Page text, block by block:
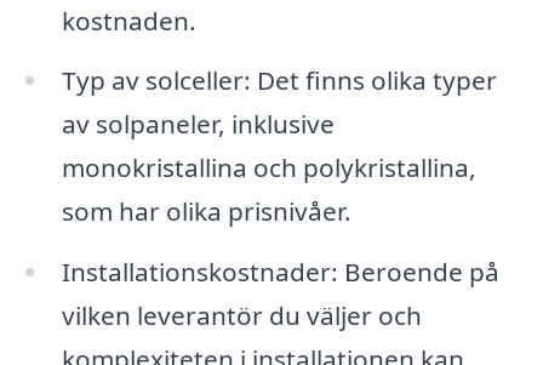
kostnaden.
Typ av solceller: Det finns olika typer
av solpaneler, inklusive
monokristallina och polykristallina,
som har olika prisnivåer.
Installationskostnader: Beroende på
vilken leverantör du väljer och